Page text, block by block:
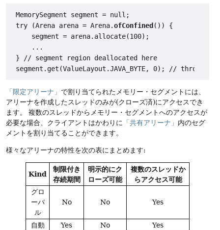
MemorySegment segment = null;
try (Arena arena = Arena.ofConfined()) {
     segment = arena.allocate(100);
     ...
} // segment region deallocated here
「限定アリーナ」 で割り当てられたメモリー・セグメントには、
アリーナを作成したスレッドのみが(クローズ済)にアクセスでき
ます。
複数のスレッドからメモリー・セグメントへのアクセスが
必要な場合、クライアントはかわりに
「共有アリーナ」 内のセグ
メントを割り当てることができます。
様々なアリーナの特性を次の表にまとめます:
Kind
制限付き
存続期間
明示的にク
ローズ可能
複数のスレッドか
らアクセス可能
グロ
ーバ
ル
No No Yes
自動 Yes No
Yes